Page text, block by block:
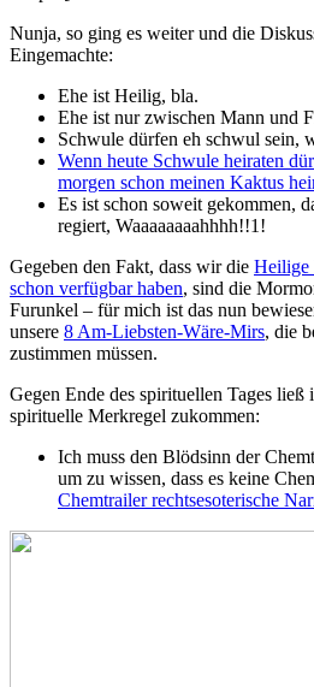
Nunja, so ging es weiter und die
Eingemachte:
Ehe ist Heilig, bla.
Ehe ist nur zwischen Mann und
Schwule dürfen eh schwul sein,
Wenn heute Schwule heiraten
morgen schon meinen Kaktus
Es ist schon soweit gekommen,
regiert, Waaaaaaaahhhh!!1!
Gegeben den Fakt, dass wir die Heilige
schon verfügbar haben, sind die
Furunkel – für mich ist das nun
unsere 8 Am-Liebsten-Wäre-Mirs, die
zustimmen müssen.
Gegen Ende des spirituellen Tages
spirituelle Merkregel zukommen:
Ich muss den Blödsinn der
um zu wissen, dass es keine
Chemtrailer rechtsesoterische